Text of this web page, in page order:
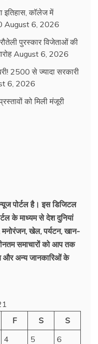
इतिहास, कॉलेज में
August 6, 2026
पुरस्कार विजेताओं की
August 6, 2026
2500 से ज्यादा सरकारी
6, 2026
को मिली मंजूरी
पोर्टल है। इस डिजिटल
के माध्यम से देश दुनियां
मनोरंजन, खेल, पर्यटन, खान-
समाचारों को आप तक
और अन्य जानकारिओं के
F S
S
4 5
6